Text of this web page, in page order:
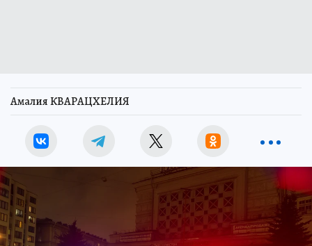
Амалия КВАРАЦХЕЛИЯ